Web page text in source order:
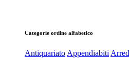
Categorie ordine alfabetico
Antiquariato Appendiabiti